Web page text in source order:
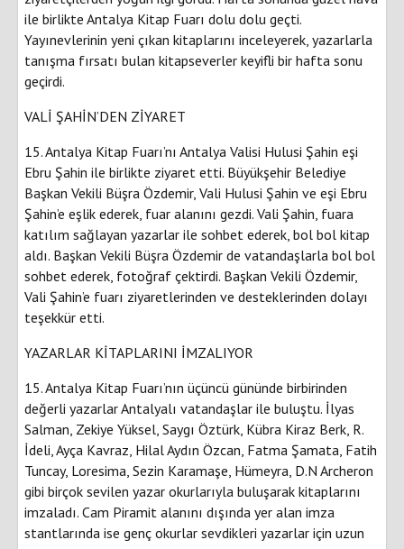
ile birlikte Antalya Kitap Fuarı dolu dolu geçti.
Yayınevlerinin yeni çıkan kitaplarını inceleyerek, yazarlarla
tanışma fırsatı bulan kitapseverler keyifli bir hafta sonu
geçirdi.
VALİ ŞAHİN’DEN ZİYARET
15. Antalya Kitap Fuarı’nı Antalya Valisi Hulusi Şahin eşi
Ebru Şahin ile birlikte ziyaret etti. Büyükşehir Belediye
Başkan Vekili Büşra Özdemir, Vali Hulusi Şahin ve eşi Ebru
Şahin’e eşlik ederek, fuar alanını gezdi. Vali Şahin, fuara
katılım sağlayan yazarlar ile sohbet ederek, bol bol kitap
aldı. Başkan Vekili Büşra Özdemir de vatandaşlarla bol bol
sohbet ederek, fotoğraf çektirdi. Başkan Vekili Özdemir,
Vali Şahin’e fuarı ziyaretlerinden ve desteklerinden dolayı
teşekkür etti.
YAZARLAR KİTAPLARINI İMZALIYOR
15. Antalya Kitap Fuarı’nın üçüncü gününde birbirinden
değerli yazarlar Antalyalı vatandaşlar ile buluştu. İlyas
Salman, Zekiye Yüksel, Saygı Öztürk, Kübra Kiraz Berk, R.
İdeli, Ayça Kavraz, Hilal Aydın Özcan, Fatma Şamata, Fatih
Tuncay, Loresima, Sezin Karamaşe, Hümeyra, D.N Archeron
gibi birçok sevilen yazar okurlarıyla buluşarak kitaplarını
imzaladı. Cam Piramit alanını dışında yer alan imza
stantlarında ise genç okurlar sevdikleri yazarlar için uzun